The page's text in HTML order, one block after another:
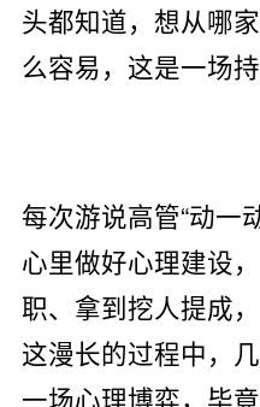
头都知道，想从哪
么容易，这是一场持
每次游说高管“动一
心里做好心理建设
职、拿到挖人提成
这漫长的过程中，
一场心理博弈，毕